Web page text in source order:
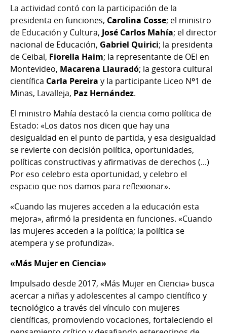
La actividad contó con la participación de la
presidenta en funciones, Carolina Cosse; el ministro
de Educación y Cultura, José Carlos Mahía; el director
nacional de Educación, Gabriel Quirici; la presidenta
de Ceibal, Fiorella Haim; la representante de OEI en
Montevideo, Macarena Llauradó; la gestora cultural
científica Carla Pereira y la participante Liceo Nº1 de
Minas, Lavalleja, Paz Hernández.
El ministro Mahía destacó la ciencia como política de
Estado: «Los datos nos dicen que hay una
desigualdad en el punto de partida, y esa desigualdad
se revierte con decisión política, oportunidades,
políticas constructivas y afirmativas de derechos (...)
Por eso celebro esta oportunidad, y celebro el
espacio que nos damos para reflexionar».
«Cuando las mujeres acceden a la educación esta
mejora», afirmó la presidenta en funciones. «Cuando
las mujeres acceden a la política; la política se
atempera y se profundiza».
«Más Mujer en Ciencia»
Impulsado desde 2017, «Más Mujer en Ciencia» busca
acercar a niñas y adolescentes al campo científico y
tecnológico a través del vínculo con mujeres
científicas, promoviendo vocaciones, fortaleciendo el